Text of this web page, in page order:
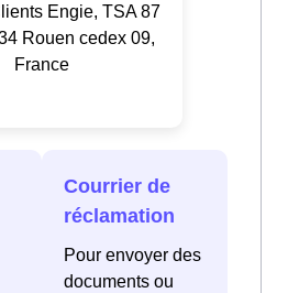
Engie, TSA 87
Rouen cedex 09,
France
Courrier de
réclamation
Pour envoyer des
documents ou